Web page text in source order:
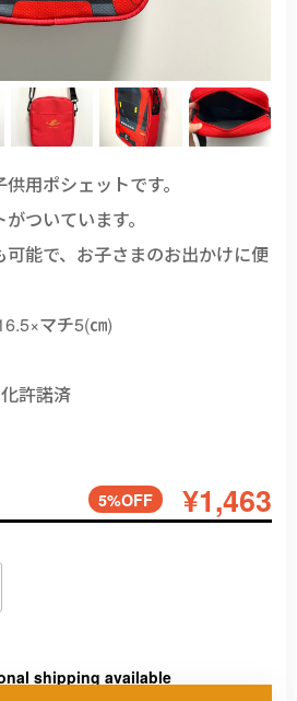
用ポシェットです。
ついています。
能で、お子さまのお出かけに便
マチ5(㎝)
許諾済
5%OFF ¥1,463
shipping available